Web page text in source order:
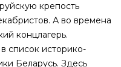
крепость
А во времена
концлагерь.
список историко-
Беларусь. Здесь